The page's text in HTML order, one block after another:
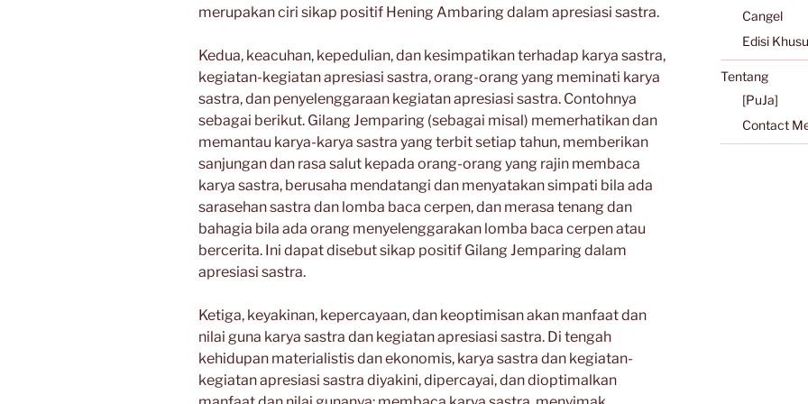
merupakan ciri sikap positif Hening Ambaring dalam apresiasi sastra.
Kedua, keacuhan, kepedulian, dan kesimpatikan terhadap karya sastra,
kegiatan-kegiatan apresiasi sastra, orang-orang yang meminati karya
sastra, dan penyelenggaraan kegiatan apresiasi sastra. Contohnya
sebagai berikut. Gilang Jemparing (sebagai misal) memerhatikan dan
memantau karya-karya sastra yang terbit setiap tahun, memberikan
sanjungan dan rasa salut kepada orang-orang yang rajin membaca
karya sastra, berusaha mendatangi dan menyatakan simpati bila ada
sarasehan sastra dan lomba baca cerpen, dan merasa tenang dan
bahagia bila ada orang menyelenggarakan lomba baca cerpen atau
bercerita. Ini dapat disebut sikap positif Gilang Jemparing dalam
apresiasi sastra.
Ketiga, keyakinan, kepercayaan, dan keoptimisan akan manfaat dan
nilai guna karya sastra dan kegiatan apresiasi sastra. Di tengah
kehidupan materialistis dan ekonomis, karya sastra dan kegiatan-
kegiatan apresiasi sastra diyakini, dipercayai, dan dioptimalkan
Cangel
Edisi
Tentang
[PuJa]
Contact